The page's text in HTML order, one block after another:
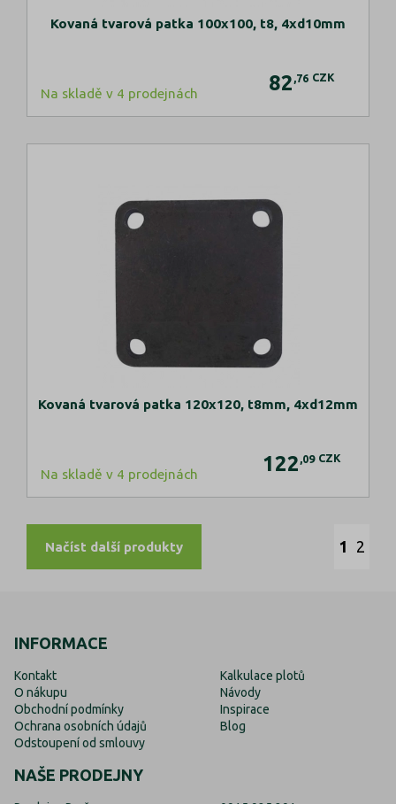
Kovaná tvarová patka 100x100, t8, 4xd10mm
Na skladě v 4 prodejnách 82 ,76 CZK
Kovaná tvarová patka 120x120, t8mm, 4xd12mm
Na skladě v 4 prodejnách 122 ,09 CZK
Načíst další produkty 1 2
INFORMACE
Kontakt
O nákupu
Obchodní podmínky
Ochrana osobních údajů
Odstoupení od smlouvy
Kalkulace plotů
Návody
Inspirace
Blog
NAŠE PRODEJNY